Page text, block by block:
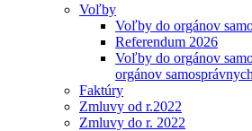
Voľby
Voľby do orgánov
Referendum 2026
Voľby do orgánov
orgánov
Faktúry
Zmluvy od r.2022
Zmluvy do r. 2022